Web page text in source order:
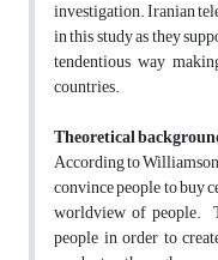
investigation. Iranian
in this study as they
tendentious way
countries.
Theoretical
According to
convince people to buy
worldview of people.
people in order to